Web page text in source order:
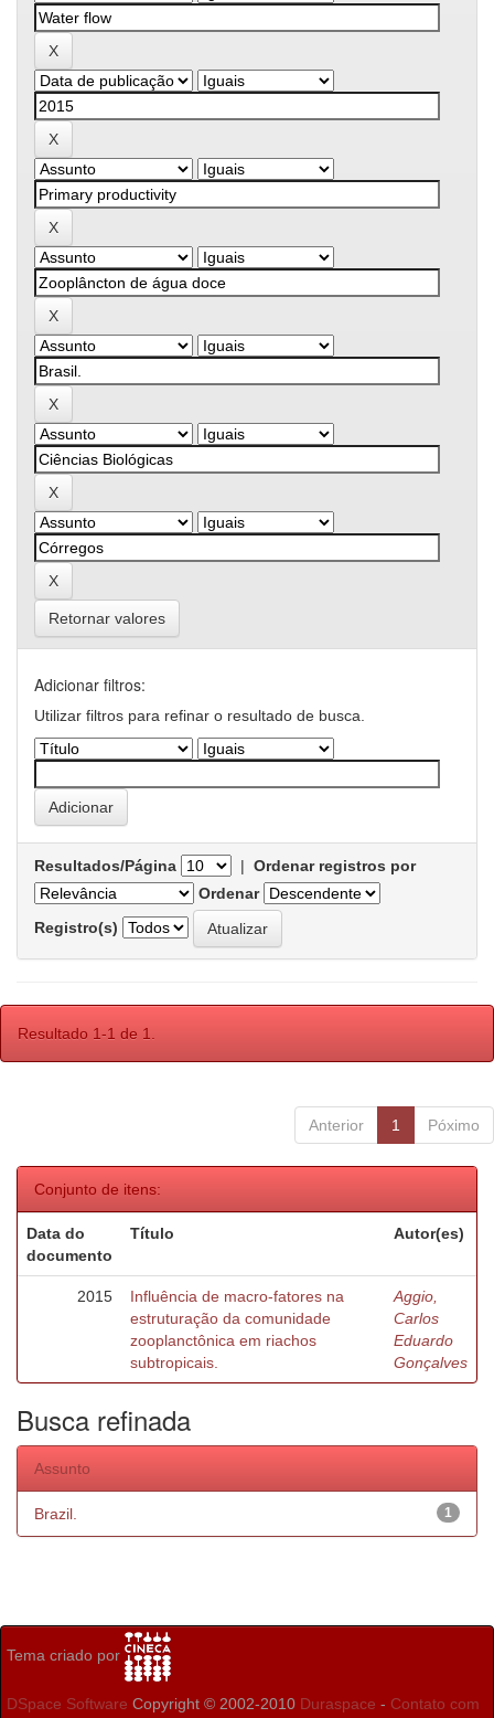
Retornar valores
Adicionar filtros:
Utilizar filtros para refinar o resultado de busca.
Resultados/Página | Ordenar registros por
Ordenar
Registro(s)
Resultado 1-1 de 1.
Anterior 1 Póximo
Conjunto de itens:
Data do
documento
Título Autor(es)
2015
Influência de macro-fatores na
estruturação da comunidade
zooplanctônica em riachos
subtropicais.
Aggio,
Carlos
Eduardo
Gonçalves
Busca refinada
Assunto
1
Brazil.
Tema criado por
DSpace Software Copyright © 2002-2010 Duraspace - Contato com